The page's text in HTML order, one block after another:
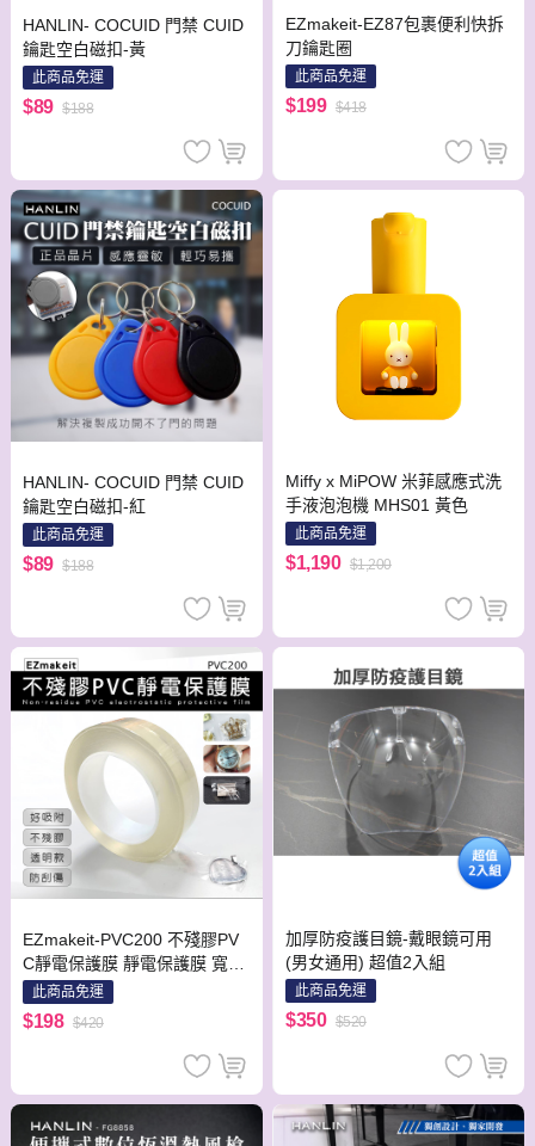
HANLIN- COCUID 門禁 CUID
鑰匙空白磁扣-黃
此商品免運
$89 $188
EZmakeit-EZ87包裹便利快拆
刀鑰匙圈
此商品免運
$199 $418
HANLIN- COCUID 門禁 CUID
鑰匙空白磁扣-紅
此商品免運
$89 $188
Miffy x MiPOW 米菲感應式洗
手液泡泡機 MHS01 黃色
此商品免運
$1,190 $1,200
EZmakeit-PVC200 不殘膠PV
C靜電保護膜 靜電保護膜 寬3C
M 首飾 吊墜 吸附高 無膠 防刮
防髒 防塵 減少氧化
此商品免運
$198 $420
加厚防疫護目鏡-戴眼鏡可用
(男女通用) 超值2入組
此商品免運
$350 $520